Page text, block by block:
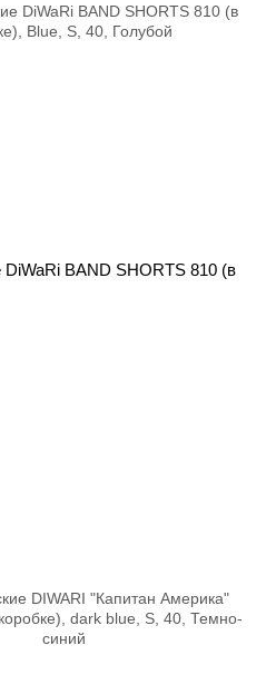
BAND SHORTS 810 (в